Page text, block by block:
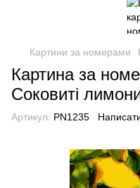
Картини за номерами
Картина за
Соковиті
Артикул: PN1235